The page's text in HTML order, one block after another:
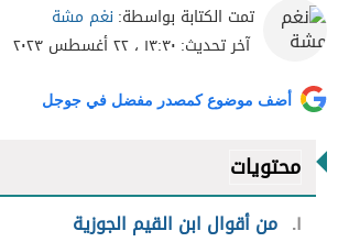
تمت الكتابة بواسطة: نغم مشة
آخر تحديث: ١٣:٣٠ ، ٢٢ أغسطس ٢٠٢٣
أضف موضوع كمصدر مفضل في جوجل
محتويات
١ من أقوال ابن القيم الجوزية